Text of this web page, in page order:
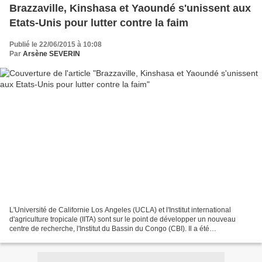
Brazzaville, Kinshasa et Yaoundé s'unissent aux
Etats-Unis pour lutter contre la faim
Publié le 22/06/2015 à 10:08
Par Arsène SEVERIN
L'Université de Californie Los Angeles (UCLA) et l'Institut international
d'agriculture tropicale (IITA) sont sur le point de développer un nouveau
centre de recherche, l'Institut du Bassin du Congo (CBI). Il a été